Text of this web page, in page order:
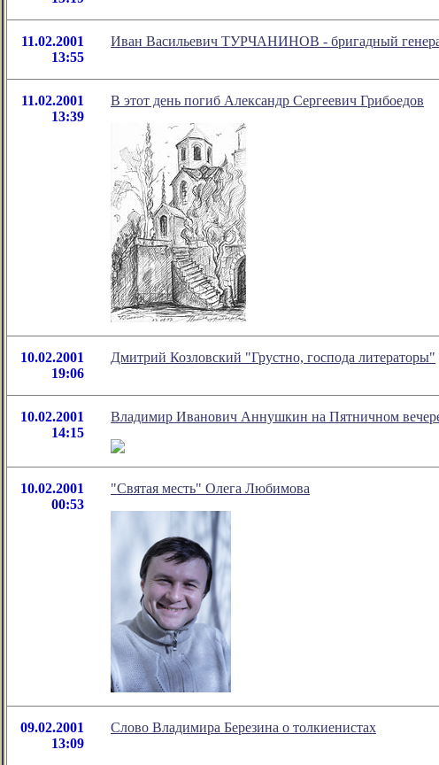
11.02.2001
13:55
Иван Васильевич ТУРЧАНИНОВ - бригадный
11.02.2001
13:39
В этот день погиб Александр Сергеевич Грибоедов
10.02.2001
19:06
Дмитрий Козловский "Грустно, господа литераторы"
10.02.2001
14:15
Владимир Иванович Аннушкин на Пятничном вечере
10.02.2001
00:53
"Святая месть" Олега Любимова
09.02.2001
13:09
Слово Владимира Березина о толкиенистах